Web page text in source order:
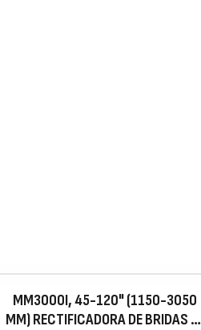
MM3000I, 45-120" (1150-3050
MM) RECTIFICADORA DE BRIDAS DE